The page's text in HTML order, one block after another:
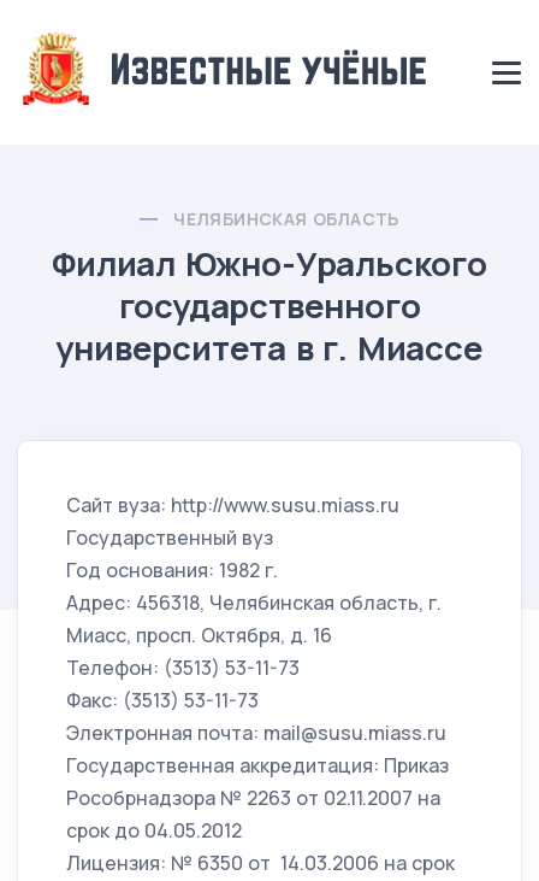
ЧЕЛЯБИНСКАЯ ОБЛАСТЬ
Филиал Южно-Уральского
государственного
университета в г. Миассе
Сайт вуза: http://www.susu.miass.ru
Государственный вуз
Год основания: 1982 г.
Адрес: 456318, Челябинская область, г.
Миасс, просп. Октября, д. 16
Телефон: (3513) 53-11-73
Факс: (3513) 53-11-73
Электронная почта: mail@susu.miass.ru
Государственная аккредитация: Приказ
Рособрнадзора № 2263 от 02.11.2007 на
срок до 04.05.2012
Лицензия: № 6350 от 14.03.2006 на срок